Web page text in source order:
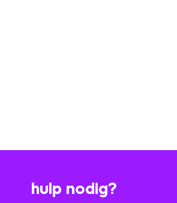
hulp nodig?